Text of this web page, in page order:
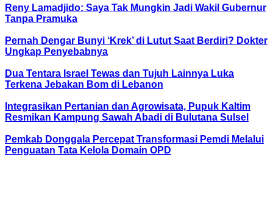
Reny Lamadjido: Saya Tak Mungkin Jadi Wakil Gubernur
Tanpa Pramuka
Pernah Dengar Bunyi ‘Krek’ di Lutut Saat Berdiri? Dokter
Ungkap Penyebabnya
Dua Tentara Israel Tewas dan Tujuh Lainnya Luka
Terkena Jebakan Bom di Lebanon
Integrasikan Pertanian dan Agrowisata, Pupuk Kaltim
Resmikan Kampung Sawah Abadi di Bulutana Sulsel
Pemkab Donggala Percepat Transformasi Pemdi Melalui
Penguatan Tata Kelola Domain OPD